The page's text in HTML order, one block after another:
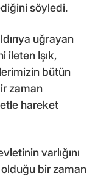
söyledi.
uğrayan
ileten Işık,
bütün
zaman
hareket
varlığını
bir zaman